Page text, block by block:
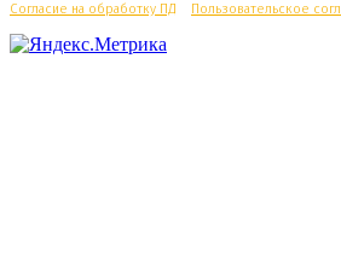
Согласие на обработку ПД Пользовательское